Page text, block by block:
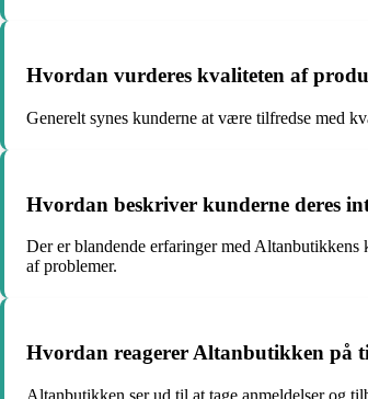
Hvordan vurderes kvaliteten af
Generelt synes kunderne at være tilfredse med
Hvordan beskriver kunderne deres
Der er blandende erfaringer med
af problemer.
Hvordan reagerer Altanbutikken på
Altanbutikken ser ud til at tage anmeldelser og